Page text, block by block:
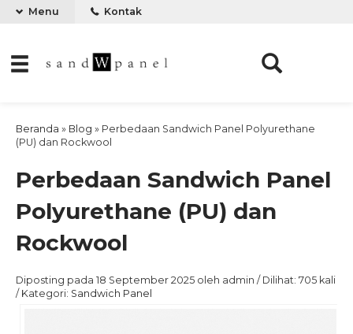
Menu Kontak
Beranda » Blog » Perbedaan Sandwich Panel Polyurethane
(PU) dan Rockwool
Perbedaan Sandwich Panel
Polyurethane (PU) dan
Rockwool
Diposting pada 18 September 2025 oleh admin / Dilihat: 705 kali
/ Kategori: Sandwich Panel